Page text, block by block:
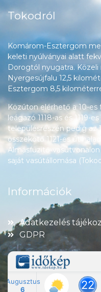
Tokodról
Komárom-Esztergom
keleti nyúlványai alatt
Dorogtól nyugatra.
Nyergesújfalu 12,5
Esztergom 8,5
Közúton elérhető a 10-es
leágazó 1118-as és 1119-
településrészén pedig az
összekötő 1121-es út
Almásfüzitő-
saját vasútállomása
Információk
Adatkezelés
GDPR